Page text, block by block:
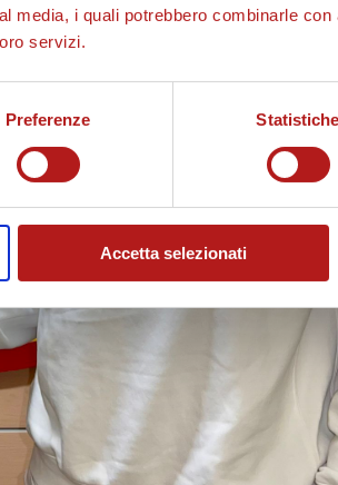
media, i quali potrebbero combinarle
servizi.
Preferenze Statistiche
Accetta selezionati